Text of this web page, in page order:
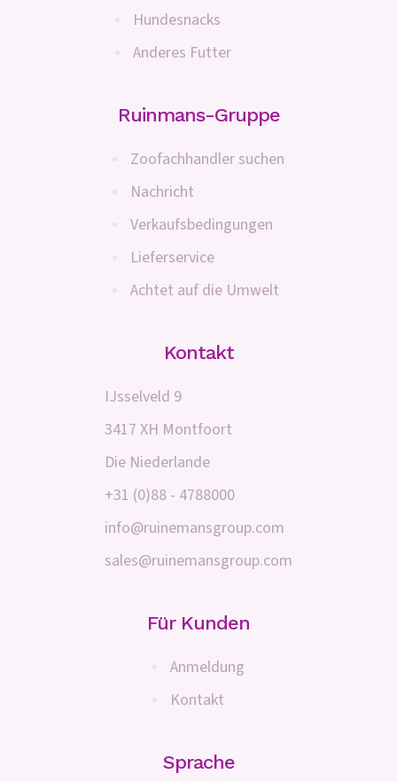
Hundesnacks
Anderes Futter
Ruinmans-Gruppe
Zoofachhandler suchen
Nachricht
Verkaufsbedingungen
Lieferservice
Achtet auf die Umwelt
Kontakt
IJsselveld 9
3417 XH Montfoort
Die Niederlande
+31 (0)88 - 4788000
info@ruinemansgroup.com
sales@ruinemansgroup.com
Für Kunden
Anmeldung
Kontakt
Sprache